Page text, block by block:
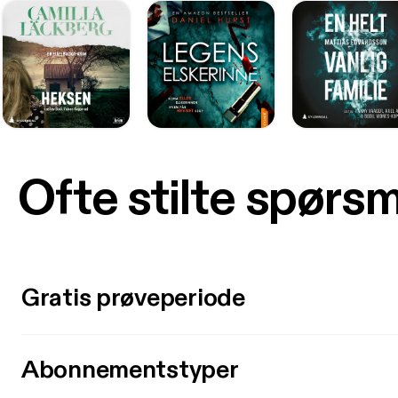
Ofte stilte
Gratis prøveperiode
Abonnementstyper